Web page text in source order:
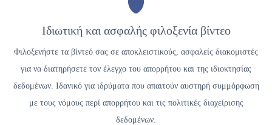
Ιδιωτική και ασφαλής φιλοξενία βίντεο
Φιλοξενήστε τα βίντεό σας σε αποκλειστικούς, ασφαλείς διακομιστές
για να διατηρήσετε τον έλεγχο του απορρήτου και της ιδιοκτησίας
δεδομένων. Ιδανικό για ιδρύματα που απαιτούν αυστηρή συμμόρφωση
με τους νόμους περί απορρήτου και τις πολιτικές διαχείρισης
δεδομένων.